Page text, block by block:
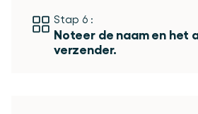
Stap 6 :
Noteer de naam en het
verzender.